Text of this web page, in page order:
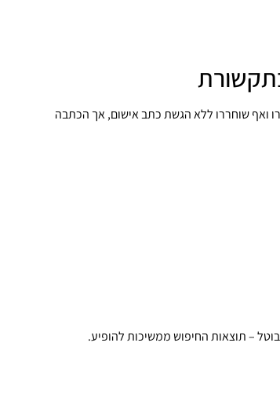
ואף שוחררו ללא הגשת כתב אישום, אך הכתבה
– תוצאות החיפוש ממשיכות להופיע.